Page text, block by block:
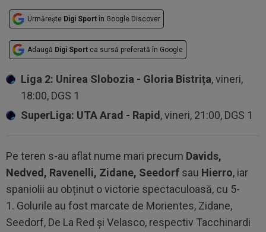
Urmărește Digi Sport în Google Discover
Adaugă Digi Sport ca sursă preferată în Google
Liga 2: Unirea Slobozia - Gloria Bistrița, vineri,
18:00, DGS 1
SuperLiga: UTA Arad - Rapid , vineri, 21:00, DGS 1
Pe teren s-au aflat nume mari precum Davids,
Nedved, Ravenelli, Zidane, Seedorf sau Hierro, iar
spaniolii au obținut o victorie spectaculoasă, cu 5-
1. Golurile au fost marcate de Morientes, Zidane,
Seedorf, De La Red și Velasco, respectiv Tacchinardi